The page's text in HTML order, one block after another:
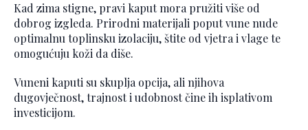
Kad zima stigne, pravi kaput mora pružiti više od
dobrog izgleda. Prirodni materijali poput vune nude
optimalnu toplinsku izolaciju, štite od vjetra i vlage te
omogućuju koži da diše.
Vuneni kaputi su skuplja opcija, ali njihova
dugovječnost, trajnost i udobnost čine ih isplativom
investicijom.